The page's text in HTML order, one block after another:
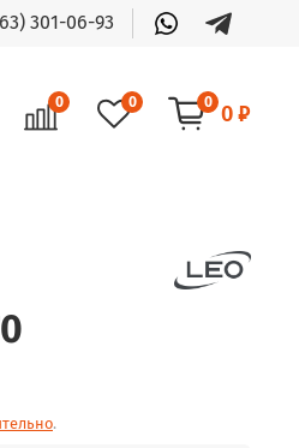
301-06-93
0 0 0 0 ₽
.